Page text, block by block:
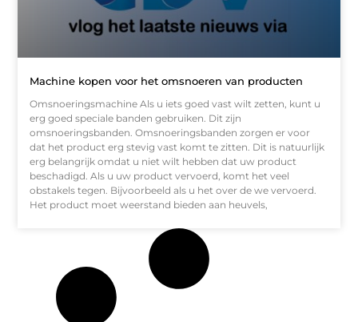
Machine kopen voor het omsnoeren van producten
Omsnoeringsmachine Als u iets goed vast wilt zetten, kunt u
erg goed speciale banden gebruiken. Dit zijn
omsnoeringsbanden. Omsnoeringsbanden zorgen er voor
dat het product erg stevig vast komt te zitten. Dit is natuurlijk
erg belangrijk omdat u niet wilt hebben dat uw product
beschadigd. Als u uw product vervoerd, komt het veel
obstakels tegen. Bijvoorbeeld als u het over de we vervoerd.
Het product moet weerstand bieden aan heuvels,